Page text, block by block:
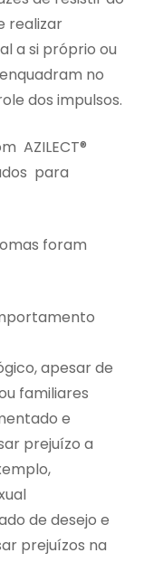
realizar
a si próprio ou
no
dos impulsos.
AZILECT®
para
foram
apesar de
familiares
e
prejuízo a
de desejo e
prejuízos na